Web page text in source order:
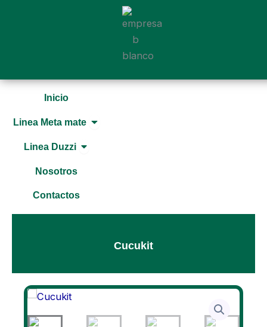
Inicio
Linea Meta mate Open Linea Meta mate
Linea Duzzi Open Linea Duzzi
Nosotros
Contactos
Cucukit